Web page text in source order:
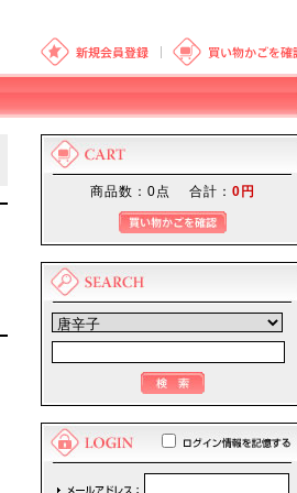
商品数：0点 合計： 0円